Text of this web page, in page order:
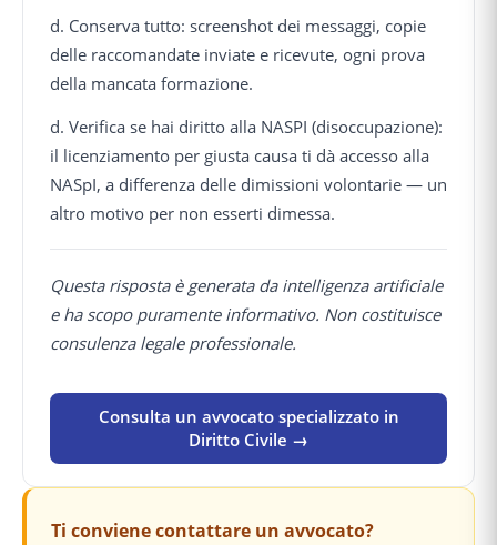
d. Conserva tutto: screenshot dei messaggi, copie
delle raccomandate inviate e ricevute, ogni prova
della mancata formazione.
d. Verifica se hai diritto alla NASPI (disoccupazione):
il licenziamento per giusta causa ti dà accesso alla
NASpI, a differenza delle dimissioni volontarie — un
altro motivo per non esserti dimessa.
Questa risposta è generata da intelligenza artificiale
e ha scopo puramente informativo. Non costituisce
consulenza legale professionale.
Consulta un avvocato specializzato in
Diritto Civile →
Ti conviene contattare un avvocato?